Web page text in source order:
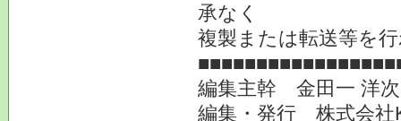
承なく
複製または転送等を
編集主幹 金田一 洋
編集・発行 株式会社